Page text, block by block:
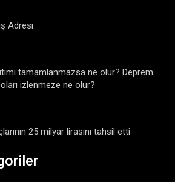
Adresi
tamamlanmazsa ne olur? Deprem
izlenmeze ne olur?
25 milyar lirasını tahsil etti